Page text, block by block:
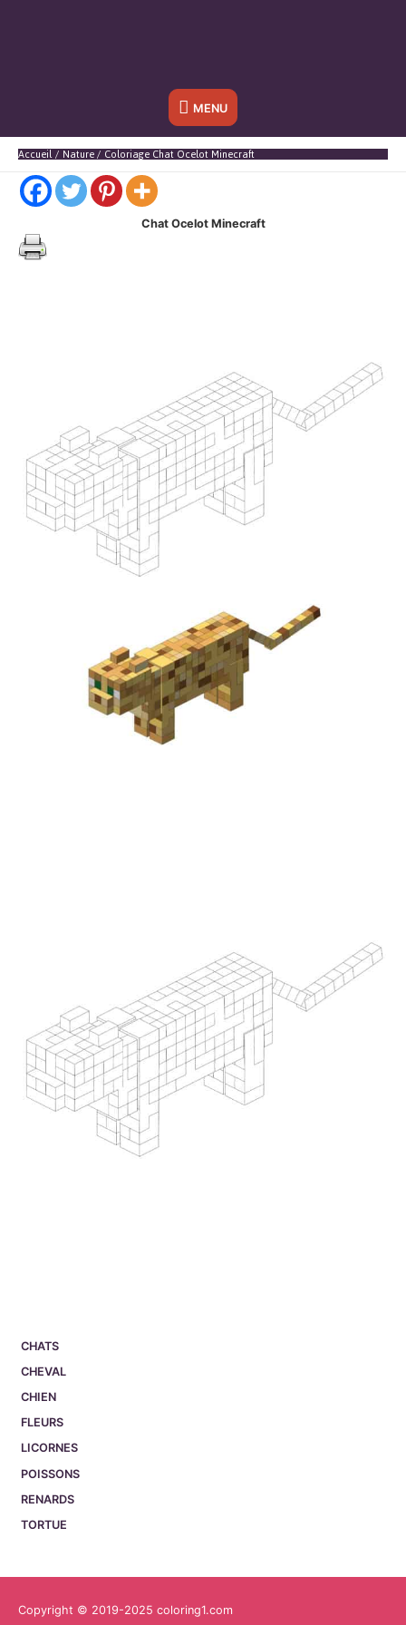
Sous
l'en-
MENU
Accueil Nature Coloriage Chat Ocelot Minecraft
CHATS
CHEVAL
CHIEN
FLEURS
LICORNES
POISSONS
RENARDS
TORTUE
Chat Ocelot Minecraft
Copyright © 2019-2025 coloring1.com